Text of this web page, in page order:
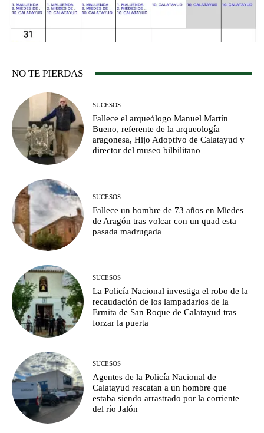
NO TE PIERDAS
SUCESOS
Fallece el arqueólogo Manuel Martín
Bueno, referente de la arqueología
aragonesa, Hijo Adoptivo de Calatayud y
director del museo bilbilitano
SUCESOS
Fallece un hombre de 73 años en Miedes
de Aragón tras volcar con un quad esta
pasada madrugada
SUCESOS
La Policía Nacional investiga el robo de la
recaudación de los lampadarios de la
Ermita de San Roque de Calatayud tras
forzar la puerta
SUCESOS
Agentes de la Policía Nacional de
Calatayud rescatan a un hombre que
estaba siendo arrastrado por la corriente
del río Jalón